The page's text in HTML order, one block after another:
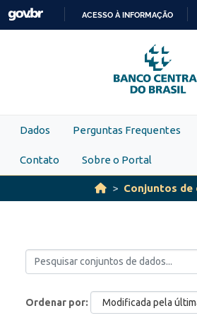
Skip to main content
PARA
O
ACESSO À INFORMAÇÃO
Dados Perguntas Frequentes
Contato Sobre o Portal
Conjuntos de
Ordenar por